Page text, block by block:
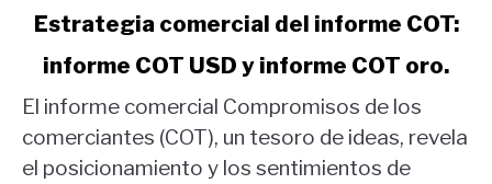
link
Estrategia
del
informe
COT:
Estrategia comercial del informe COT:
informe COT USD y informe COT oro.
El informe comercial Compromisos de los
comerciantes (COT), un tesoro de ideas, revela
el posicionamiento y los sentimientos de